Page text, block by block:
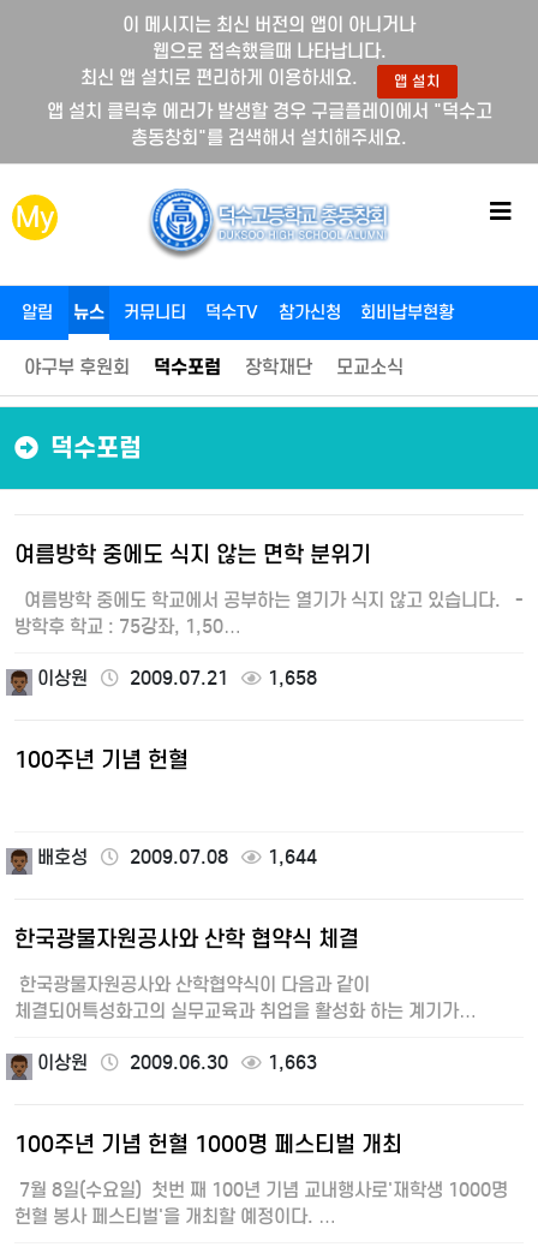
이 메시지는 최신 버전의 앱이 아니거나
웹으로 접속했을때 나타납니다.
최신 앱 설치로 편리하게 이용하세요.
앱 설치
앱 설치 클릭후 에러가 발생할 경우 구글플레이에서 "덕수고
총동창회"를 검색해서 설치해주세요.
My 메
튼
알림 뉴스 커뮤니티 덕수TV 참가신청 회비납부현황
야구부 후원회 덕수포럼 장학재단 모교소식
덕수포럼
여름방학 중에도 식지 않는 면학 분위기
여름방학 중에도 학교에서 공부하는 열기가 식지 않고 있습니다. -
방학후 학교 : 75강좌, 1,50…
이상원 2009.07.21 1,658
100주년 기념 헌혈
배호성 2009.07.08 1,644
한국광물자원공사와 산학 협약식 체결
한국광물자원공사와 산학협약식이 다음과 같이
체결되어특성화고의 실무교육과 취업을 활성화 하는 계기가
이상원
2009.06.30 1,663
100주년 기념 헌혈 1000명 페스티벌 개최
7월 8일(수요일) 첫번 째 100년 기념 교내행사로'재학생 1000명
헌혈 봉사 페스티벌'을 개최할 예정이다. …